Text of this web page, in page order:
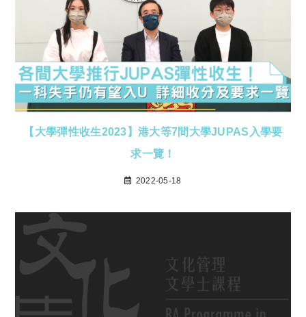
【大學彈性收生2023】港大等7間大學JUPAS入學要
求一覽！
2022-05-18